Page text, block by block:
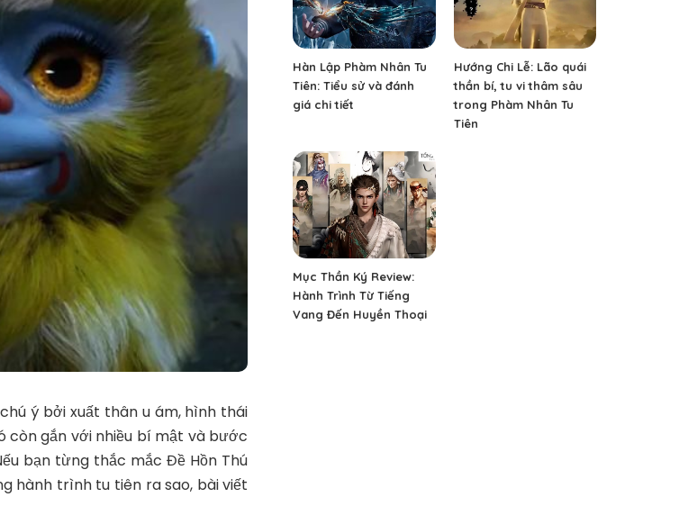
ý bởi xuất thân u ám, hình thái
còn gắn với nhiều bí mật và bước
bạn từng thắc mắc Đề Hồn Thú
hành trình tu tiên ra sao, bài viết
Hàn Lập Phàm Nhân Tu
Tiên: Tiểu sử và đánh
giá chi tiết
Hướng Chi Lễ: Lão quái
thần bí, tu vi thâm sâu
trong Phàm Nhân Tu
Tiên
Mục Thần Ký Review:
Hành Trình Từ Tiếng
Vang Đến Huyền Thoại